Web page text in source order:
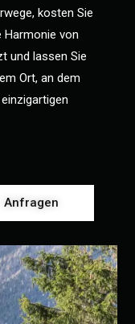
kosten Sie
Harmonie von
und lassen Sie
Ort, an dem
Anfragen